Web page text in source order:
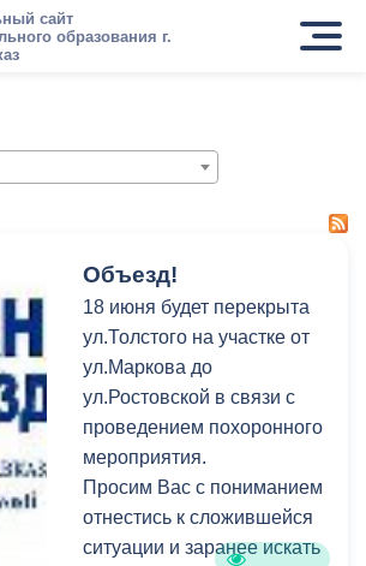
сайт
образования г.
Объезд!
18 июня будет перекрыта
ул.Толстого на участке от
ул.Маркова до
ул.Ростовской в связи с
проведением похоронного
мероприятия.
Просим Вас с пониманием
отнестись к сложившейся
ситуации и заранее искать